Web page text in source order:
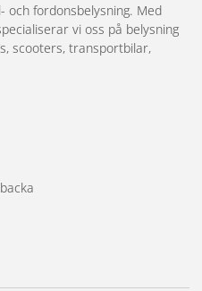
och fordonsbelysning. Med
vi oss på belysning
scooters, transportbilar,